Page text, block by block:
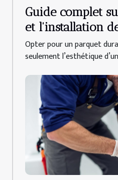
Guide complet
et l'installation
durables
Opter pour un parquet
seulement l’esthétique